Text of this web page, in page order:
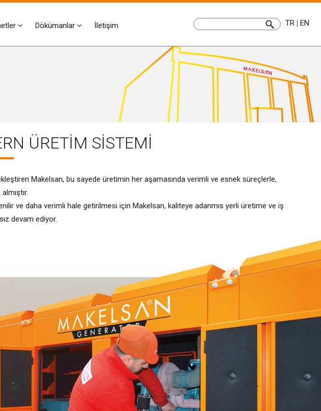
Dökümanlar İletişim TR | EN
ÜRETİM SİSTEMİ
Makelsan, bu sayede üretimin her aşamasında verimli ve esnek süreçlerle,
ve daha verimli hale getirilmesi için Makelsan, kaliteye adanmıs yerli üretime ve iş
devam ediyor.